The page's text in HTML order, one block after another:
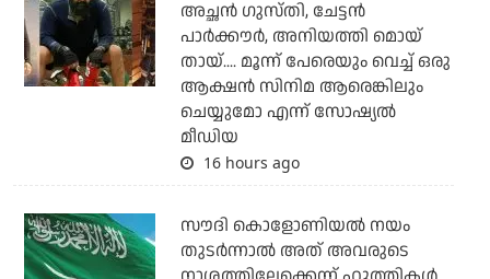
അച്ഛന്‍ ഗുസ്തി, ചേട്ടന്‍
പാര്‍ക്കൗര്‍, അനിയത്തി മൊയ്
തായ്.... മൂന്ന് പേരെയും വെച്ച് ഒരു
ആക്ഷന്‍ സിനിമ ആരെങ്കിലും
ചെയ്യുമോ എന്ന് സോഷ്യല്‍
മീഡിയ
16 hours ago
സൗദി കൊളോണിയല്‍ നയം
തുടര്‍ന്നാല്‍ അത് അവരുടെ